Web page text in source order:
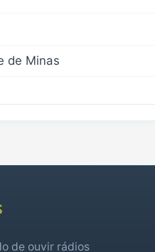
de Minas
de ouvir rádios